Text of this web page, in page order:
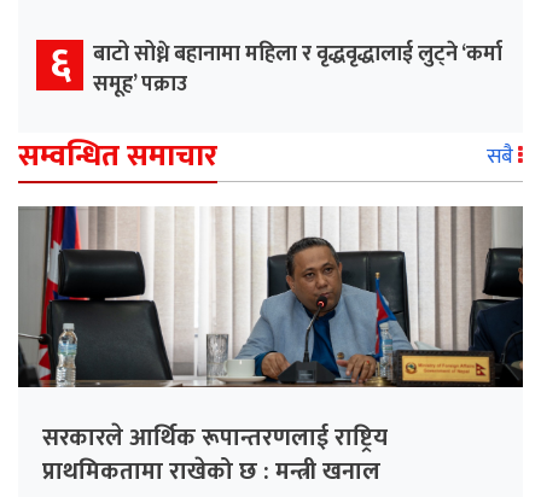
६ बाटो सोध्ने बहानामा महिला र वृद्धवृद्धालाई लुट्ने ‘कर्मा
समूह’ पक्राउ
सम्वन्धित समाचार सबै
सरकारले आर्थिक रूपान्तरणलाई राष्ट्रिय
प्राथमिकतामा राखेको छ : मन्त्री खनाल